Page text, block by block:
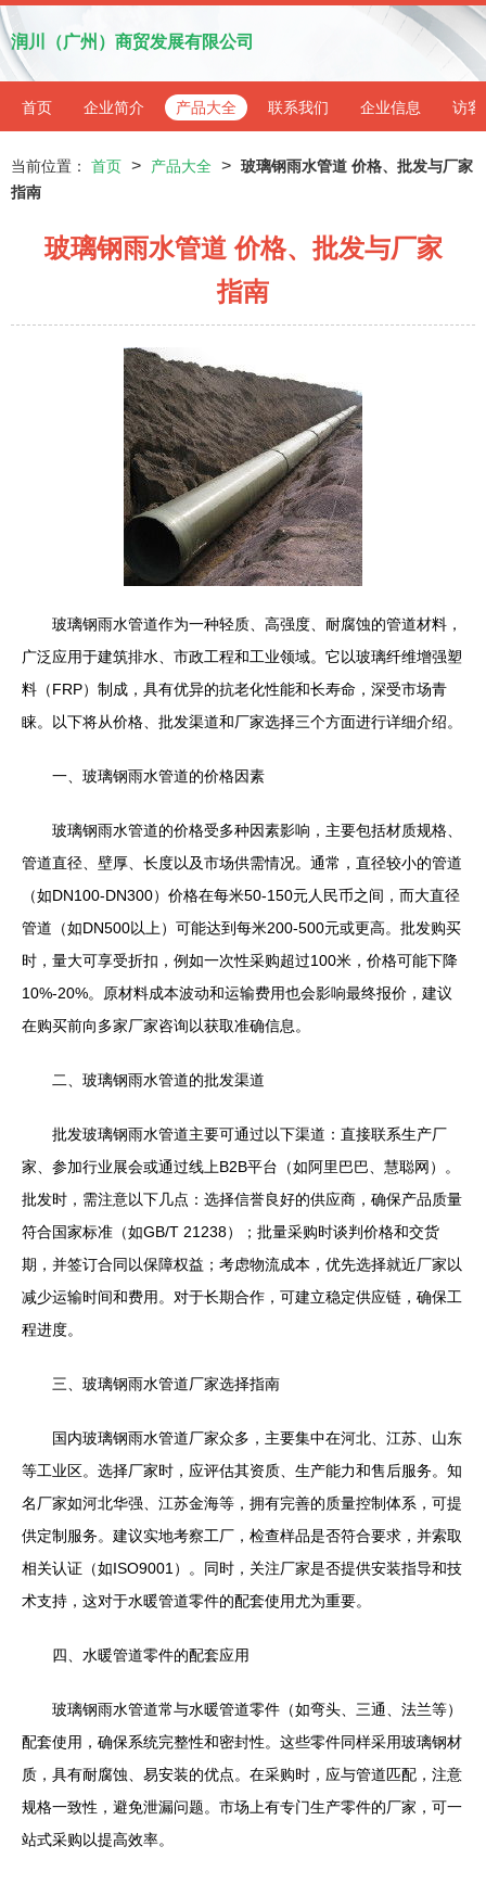
润川（广州）商贸发展有限公司
首页 企业简介 产品大全 联系我们 企业信息 访客
当前位置： 首页 > 产品大全 > 玻璃钢雨水管道 价格、批发与厂家
指南
玻璃钢雨水管道 价格、批发与厂家
指南
玻璃钢雨水管道作为一种轻质、高强度、耐腐蚀的管道材料，
广泛应用于建筑排水、市政工程和工业领域。它以玻璃纤维增强塑
料（FRP）制成，具有优异的抗老化性能和长寿命，深受市场青
睐。以下将从价格、批发渠道和厂家选择三个方面进行详细介绍。
一、玻璃钢雨水管道的价格因素
玻璃钢雨水管道的价格受多种因素影响，主要包括材质规格、
管道直径、壁厚、长度以及市场供需情况。通常，直径较小的管道
（如DN100-DN300）价格在每米50-150元人民币之间，而大直径
管道（如DN500以上）可能达到每米200-500元或更高。批发购买
时，量大可享受折扣，例如一次性采购超过100米，价格可能下降
10%-20%。原材料成本波动和运输费用也会影响最终报价，建议
在购买前向多家厂家咨询以获取准确信息。
二、玻璃钢雨水管道的批发渠道
批发玻璃钢雨水管道主要可通过以下渠道：直接联系生产厂
家、参加行业展会或通过线上B2B平台（如阿里巴巴、慧聪网）。
批发时，需注意以下几点：选择信誉良好的供应商，确保产品质量
符合国家标准（如GB/T 21238）；批量采购时谈判价格和交货
期，并签订合同以保障权益；考虑物流成本，优先选择就近厂家以
减少运输时间和费用。对于长期合作，可建立稳定供应链，确保工
程进度。
三、玻璃钢雨水管道厂家选择指南
国内玻璃钢雨水管道厂家众多，主要集中在河北、江苏、山东
等工业区。选择厂家时，应评估其资质、生产能力和售后服务。知
名厂家如河北华强、江苏金海等，拥有完善的质量控制体系，可提
供定制服务。建议实地考察工厂，检查样品是否符合要求，并索取
相关认证（如ISO9001）。同时，关注厂家是否提供安装指导和技
术支持，这对于水暖管道零件的配套使用尤为重要。
四、水暖管道零件的配套应用
玻璃钢雨水管道常与水暖管道零件（如弯头、三通、法兰等）
配套使用，确保系统完整性和密封性。这些零件同样采用玻璃钢材
质，具有耐腐蚀、易安装的优点。在采购时，应与管道匹配，注意
规格一致性，避免泄漏问题。市场上有专门生产零件的厂家，可一
站式采购以提高效率。